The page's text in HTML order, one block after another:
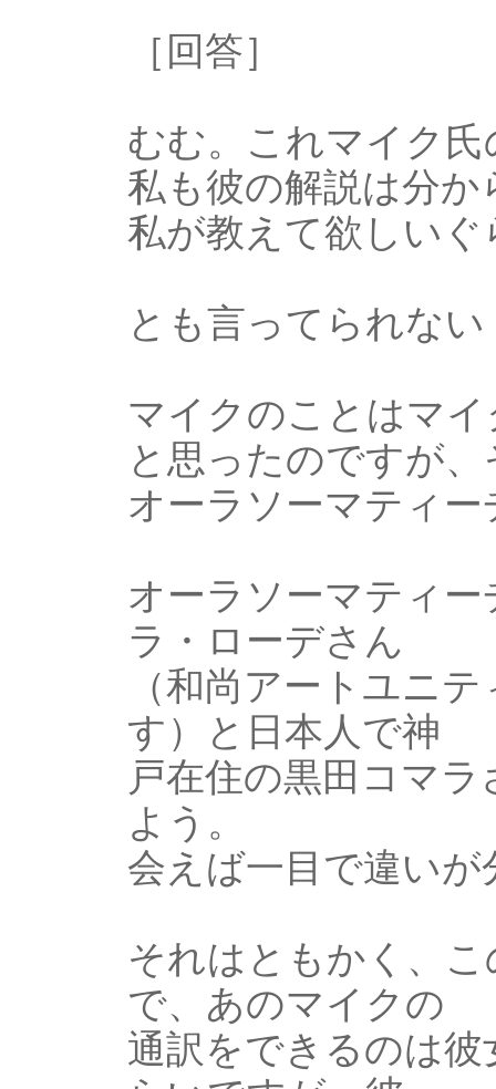
［回答］
むむ。これマイク
私も彼の解説は分
私が教えて欲しいぐ
とも言ってられない
マイクのことはマ
と思ったのですが
オーラソーマティ
オーラソーマティ
ラ・ローデさん
（和尚アートユニ
す）と日本人で神
戸在住の黒田コマ
よう。
会えば一目で違いが
それはともかく、
で、あのマイクの
通訳をできるのは